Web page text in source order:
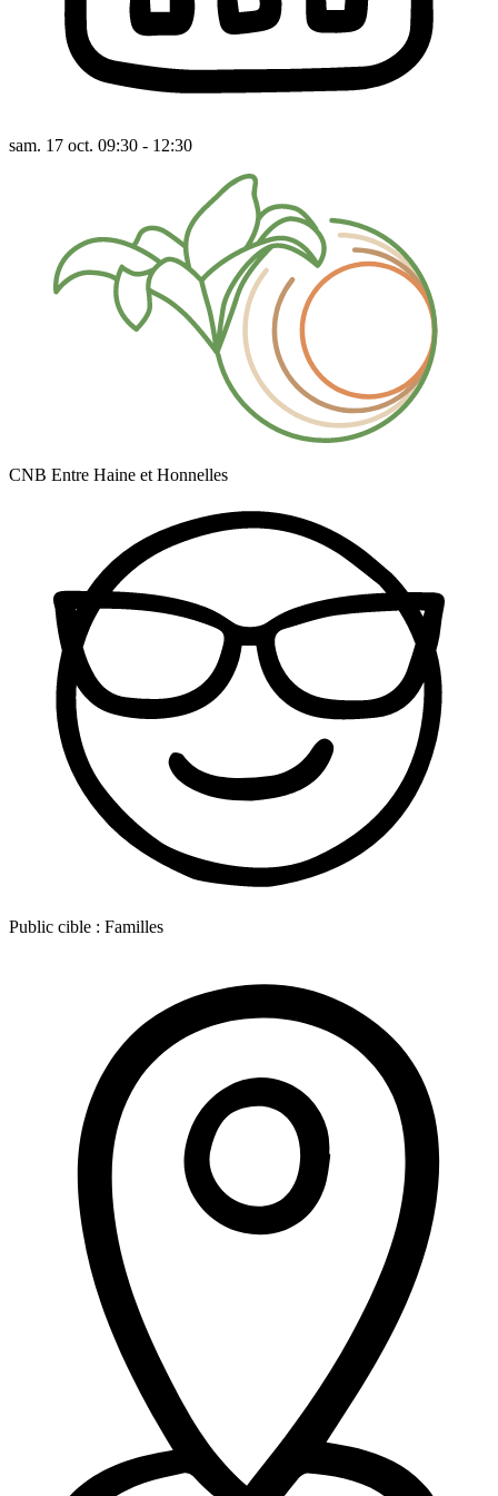
sam. 17 oct. 09:30 - 12:30
CNB Entre Haine et Honnelles
Public cible : Familles